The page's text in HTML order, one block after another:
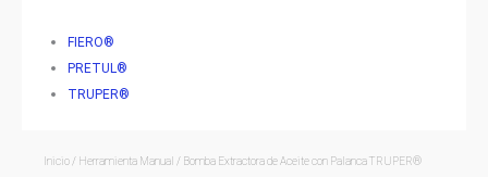
FIERO®
PRETUL®
TRUPER®
Inicio / Herramienta Manual / Bomba Extractora de Aceite con Palanca TRUPER®